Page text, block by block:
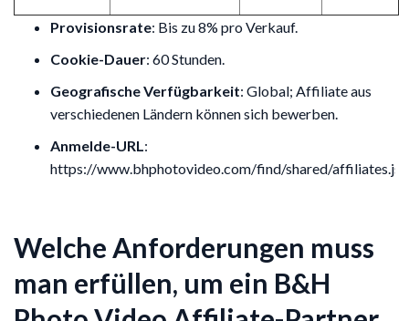
Provisionsrate: Bis zu 8% pro Verkauf.
Cookie-Dauer: 60 Stunden.
Geografische Verfügbarkeit: Global; Affiliate aus
verschiedenen Ländern können sich bewerben.
Anmelde-URL:
https://www.bhphotovideo.com/find/shared/affiliates.jsp
Welche Anforderungen muss
man erfüllen, um ein B&H